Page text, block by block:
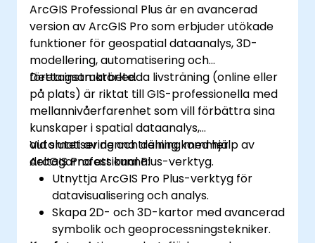
ArcGIS Professional Plus är en avancerad
version av ArcGIS Pro som erbjuder utökade
funktioner för geospatial dataanalys, 3D-
modellering, automatisering och
företagsamarbete.
Detta instruktörledda livsträning (online eller
på plats) är riktat till GIS-professionella med
mellannivåerfarenhet som vill förbättra sina
kunskaper i spatial dataanalys,
automatisering och delning med hjälp av
ArcGIS Professional Plus-verktyg.
Vid slutet av denna träning kommer
deltagarna att kunna:
Utnyttja ArcGIS Pro Plus-verktyg för
datavisualisering och analys.
Skapa 2D- och 3D-kartor med avancerad
symbolik och geoprocessningstekniker.